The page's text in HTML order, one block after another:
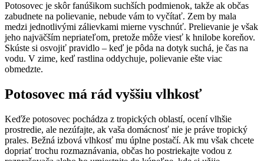
Potosovec je skôr fanúšikom suchších podmienok, takže ak občas
zabudnete na polievanie, nebude vám to vyčítať. Zem by mala
medzi jednotlivými zálievkami mierne vyschnúť. Prelievanie je však
jeho najväčším nepriateľom, pretože môže viesť k hnilobe koreňov.
Skúste si osvojiť pravidlo – keď je pôda na dotyk suchá, je čas na
vodu. V zime, keď rastlina oddychuje, polievanie ešte viac
obmedzte.
Potosovec má rád vyššiu vlhkosť
Keďže potosovec pochádza z tropických oblastí, ocení vlhšie
prostredie, ale nezúfajte, ak vaša domácnosť nie je práve tropický
prales. Bežná izbová vlhkosť mu úplne postačí. Ak mu však chcete
dopriať trochu rozmaznávania, občas ho postriekajte vodou z